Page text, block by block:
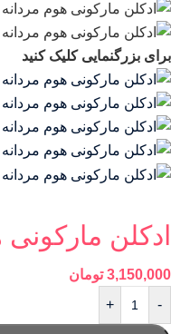
برای بزرگنمایی کلیک کنید
ادکلن مارکونی
3,150,000 تومان
-
+